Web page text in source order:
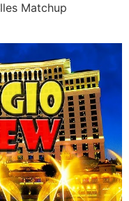
Matchup